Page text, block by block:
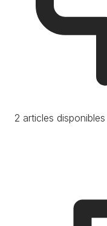
2 articles disponibles